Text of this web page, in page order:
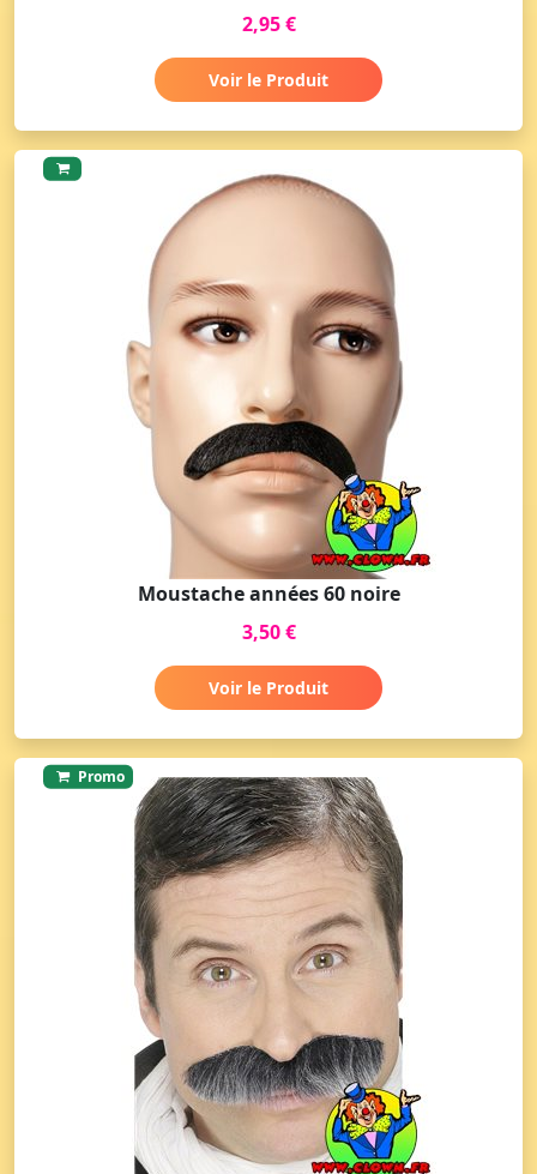
2,95 €
Voir le Produit
Moustache années 60 noire
3,50 €
Voir le Produit
Promo